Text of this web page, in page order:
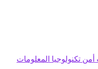
تكنولوجيا المعلومات